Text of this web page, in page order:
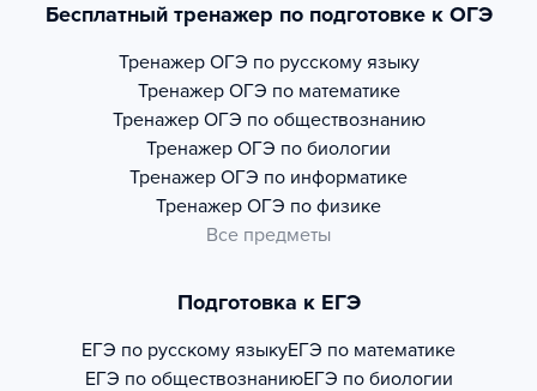
Бесплатный тренажер по подготовке к ОГЭ
Тренажер ОГЭ по русскому языку
Тренажер ОГЭ по математике
Тренажер ОГЭ по обществознанию
Тренажер ОГЭ по биологии
Тренажер ОГЭ по информатике
Тренажер ОГЭ по физике
Все предметы
Подготовка к ЕГЭ
ЕГЭ по русскому языкуЕГЭ по математике
ЕГЭ по обществознаниюЕГЭ по биологии